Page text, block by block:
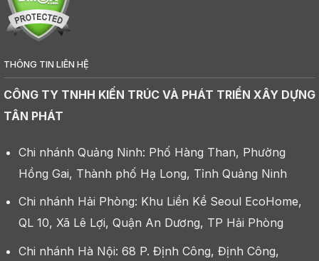
THÔNG TIN LIÊN HỆ
CÔNG TY TNHH KIẾN TRÚC VÀ PHÁT TRIỂN XÂY DỰNG
TÂN PHÁT
Chi nhánh Quảng Ninh: Phố Hàng Than, Phường
Hồng Gai, Thành phố Hạ Long, Tỉnh Quảng Ninh
Chi nhánh Hải Phòng: Khu Liền Kề Seoul EcoHome,
QL 10, Xã Lê Lợi, Quận An Dương, TP Hải Phòng
Chi nhánh Hà Nội: 68 P. Định Công, Định Công,